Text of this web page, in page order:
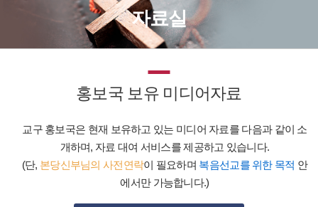
자료실
홍보국 보유 미디어자료
교구 홍보국은 현재 보유하고 있는 미디어 자료를 다음과 같이 소
개하며, 자료 대여 서비스를 제공하고 있습니다.
(단, 본당신부님의 사전연락이 필요하며 복음선교를 위한 목적 안
에서만 가능합니다.)